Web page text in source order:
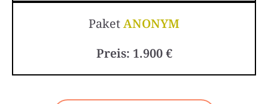
PaketANONYM
Preis: 1.900 €